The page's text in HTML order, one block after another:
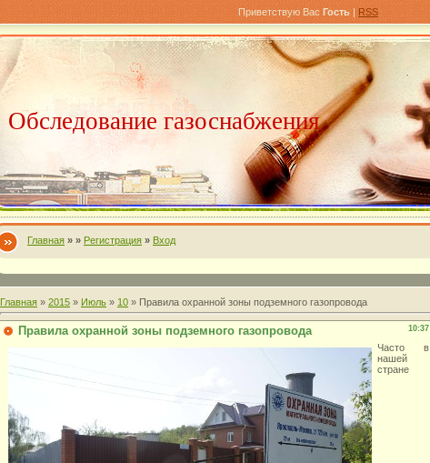
Приветствую Вас Гость | RSS
Обследование газоснабжения
Главная » » Регистрация » Вход
Главная » 2015 » Июль » 10 » Правила охранной зоны подземного газопровода
10:37
Правила охранной зоны подземного газопровода
Часто в
нашей
стране